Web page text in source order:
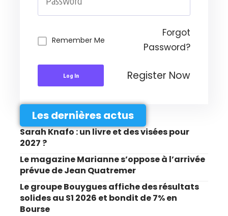
Remember Me
Forgot
Password?
Log In Register Now
Les dernières actus
Sarah Knafo : un livre et des visées pour
2027 ?
Le magazine Marianne s’oppose à l’arrivée
prévue de Jean Quatremer
Le groupe Bouygues affiche des résultats
solides au S1 2026 et bondit de 7% en
Bourse